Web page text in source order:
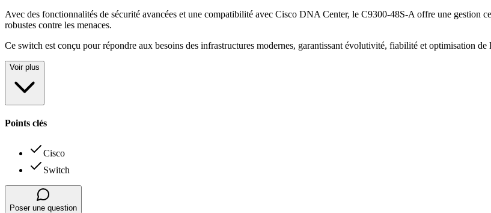
Avec des fonctionnalités de sécurité avancées et une compatibilité avec Cisco DNA Center, le C9300-48S-A offre une gestion
robustes contre les menaces.
Ce switch est conçu pour répondre aux besoins des infrastructures modernes, garantissant évolutivité, fiabilité et optimisation
Voir plus
Points clés
Cisco
Switch
Poser une question